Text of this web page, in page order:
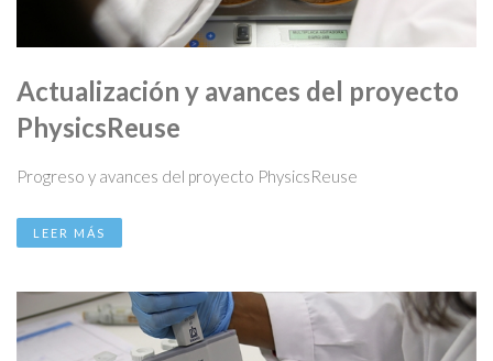
Actualización y avances del proyecto
PhysicsReuse
Progreso y avances del proyecto PhysicsReuse
LEER MÁS